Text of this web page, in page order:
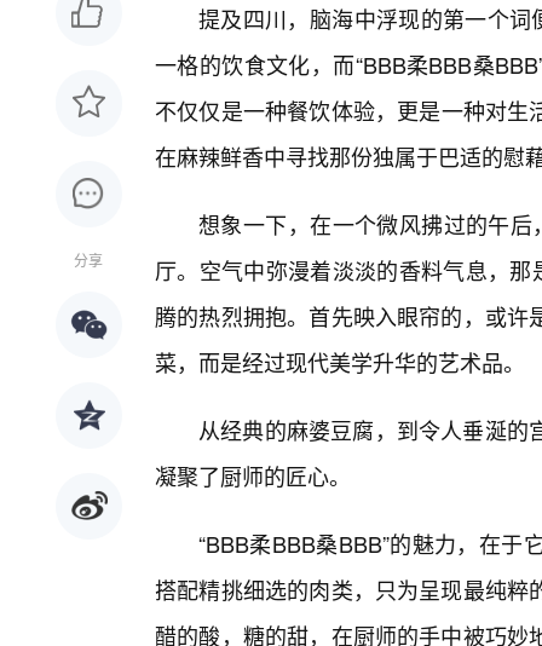
分享
提及四川，脑海中浮现的第一个词
一格的饮食文化，而“BBB柔BBB桑
不仅仅是一种餐饮体验，更是一种对
在麻辣鲜香中寻找那份独属于巴适的慰
想象一下，在一个微风拂过的午后
厅。空气中弥漫着淡淡的香料气息，
腾的热烈拥抱。首先映入眼帘的，或
菜，而是经过现代美学升华的艺术品。
从经典的麻婆豆腐，到令人垂涎
凝聚了厨师的匠心。
“BBB柔BBB桑BBB”的魅力，在
搭配精挑细选的肉类，只为呈现最纯
醋的酸，糖的甜，在厨师的手中被巧